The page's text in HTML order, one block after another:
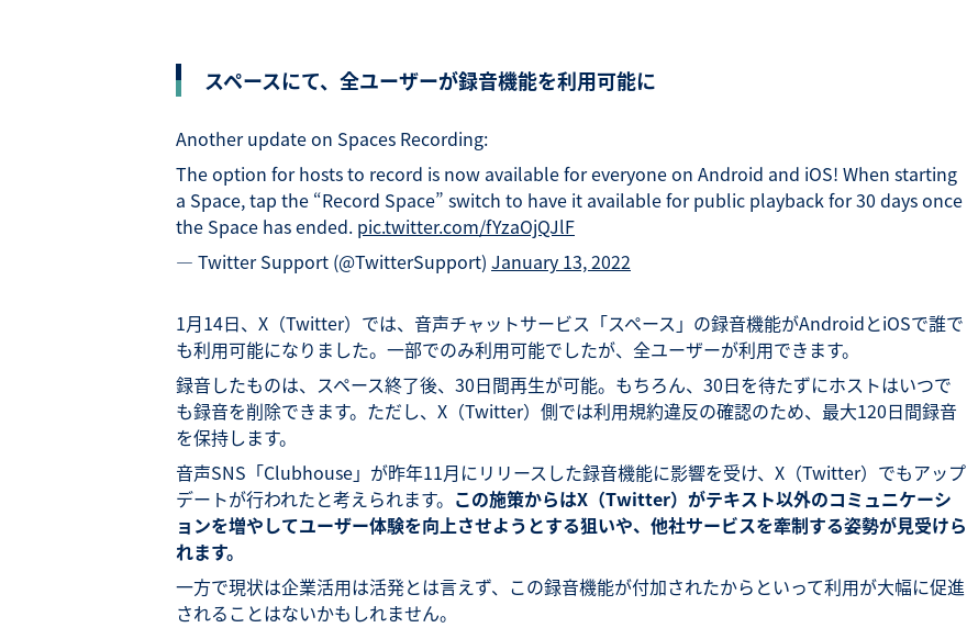
スペースにて、全ユーザーが録音機能を利用可能に
Another update on Spaces Recording:
The option for hosts to record is now available for everyone on Android and iOS! When starting
a Space, tap the “Record Space” switch to have it available for public playback for 30 days once
the Space has ended. pic.twitter.com/fYzaOjQJlF
— Twitter Support (@TwitterSupport) January 13, 2022
1月14日、X（Twitter）では、音声チャットサービス「スペース」の録音機能がAndroidとiOSで誰で
も利用可能になりました。一部でのみ利用可能でしたが、全ユーザーが利用できます。
録音したものは、スペース終了後、30日間再生が可能。もちろん、30日を待たずにホストはいつで
も録音を削除できます。ただし、X（Twitter）側では利用規約違反の確認のため、最大120日間録音
を保持します。
音声SNS「Clubhouse」が昨年11月にリリースした録音機能に影響を受け、X（Twitter）でもアップ
デートが行われたと考えられます。 この施策からはX（Twitter）がテキスト以外のコミュニケーシ
ョンを増やしてユーザー体験を向上させようとする狙いや、他社サービスを牽制する姿勢が見受けら
れます。
一方で現状は企業活用は活発とは言えず、この録音機能が付加されたからといって利用が大幅に促進
されることはないかもしれません。